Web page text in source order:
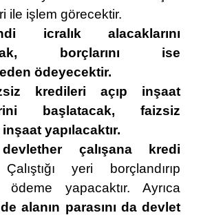
ile işlem görecektir.
icralık alacaklarını
borçlarını ise
ödeyecektir.
kredileri açıp inşaat
başlatacak, faizsiz
yapılacaktır.
devlether çalışana kredi
yeri borçlandırıp
ödeme yapacaktır. Ayrıca
alanın parasını da devlet